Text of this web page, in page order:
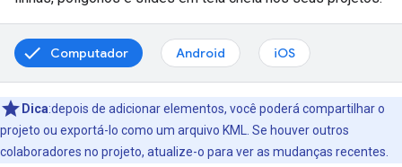
Computador Android iOS
Dica:depois de adicionar elementos, você poderá compartilhar o
projeto ou exportá-lo como um arquivo KML. Se houver outros
colaboradores no projeto, atualize-o para ver as mudanças recentes.